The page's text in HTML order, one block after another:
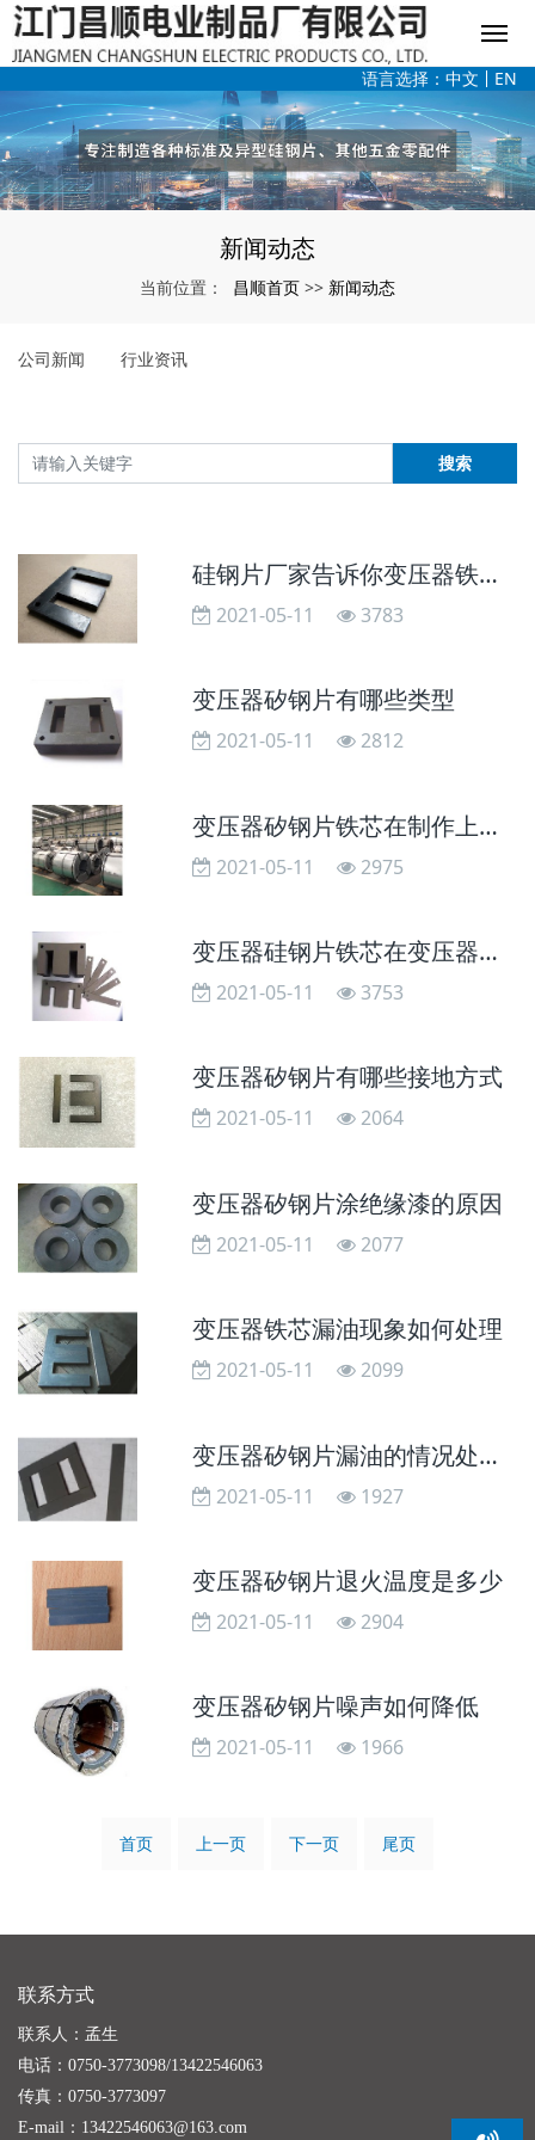
语言选择： 中文 EN
新闻动态
当前位置： 昌顺首页 >> 新闻动态
公司新闻 行业资讯
搜索
硅钢片厂家告诉你变压器铁芯片接地位置如何查找
2021-05-11 3783
变压器矽钢片有哪些类型
2021-05-11 2812
变压器矽钢片铁芯在制作上的处理工艺
2021-05-11 2975
变压器硅钢片铁芯在变压器中起什么作用
2021-05-11 3753
变压器矽钢片有哪些接地方式
2021-05-11 2064
变压器矽钢片涂绝缘漆的原因
2021-05-11 2077
变压器铁芯漏油现象如何处理
2021-05-11 2099
变压器矽钢片漏油的情况处理方法
2021-05-11 1927
变压器矽钢片退火温度是多少
2021-05-11 2904
变压器矽钢片噪声如何降低
2021-05-11 1966
首页 上一页 下一页 尾页
联系方式
联系人：孟生
电话：0750-3773098/13422546063
传真：0750-3773097
E-mail：13422546063@163.com